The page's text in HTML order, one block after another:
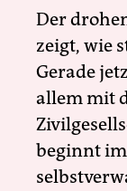
Der
zeigt, wie
Gerade
allem mit
beginnt